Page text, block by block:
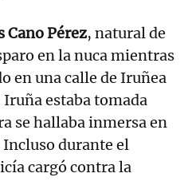
Cano Pérez, natural de
en la nuca mientras
en una calle de Iruñea
estaba tomada
se hallaba inmersa en
durante el
cargó contra la